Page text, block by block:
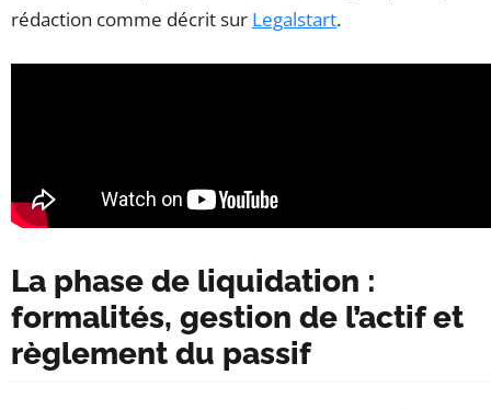
rédaction comme décrit sur Legalstart.
La phase de liquidation :
formalités, gestion de l’actif et
règlement du passif